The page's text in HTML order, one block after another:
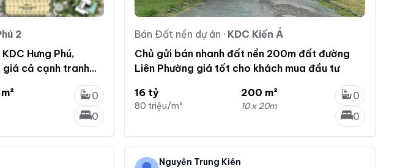
2
Hưng Phú,
giá cả cạnh tranh
0
0
Bán Đất nền dự án · KDC Kiến Á
Chủ gửi bán nhanh đất nền 200m đất đường
Liên Phường giá tốt cho khách mua đầu tư
16 tỷ
80 triệu/m²
200 m²
10 x 20m
0
0
Nguyễn Trung Kiên